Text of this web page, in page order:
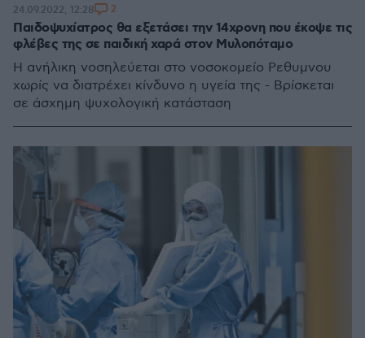
Παιδοψυχίατρος θα εξετάσει την 14χρονη που έκοψε τις
φλέβες της σε παιδική χαρά στον Μυλοπόταμο
Η ανήλικη νοσηλεύεται στο νοσοκομείο Ρεθυμνου
χωρίς να διατρέχει κίνδυνο η υγεία της - Βρίσκεται
σε άσχημη ψυχολογική κατάσταση
24.09.2022, 12:28 2